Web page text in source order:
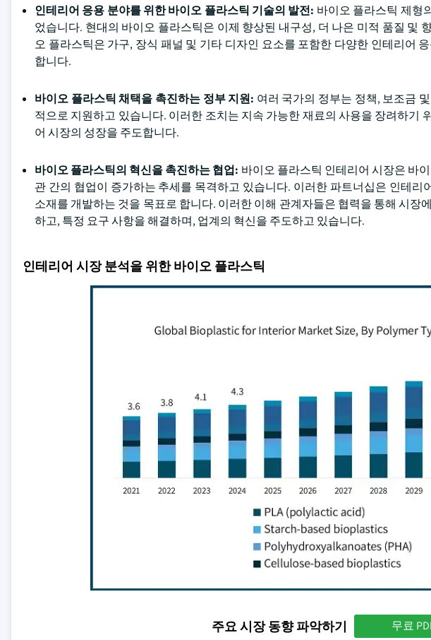
인테리어 응용 분야를 위한 바이오 플라스틱 기술의 발전: 바이오 플라스틱 제형
었습니다. 현대의 바이오 플라스틱은 이제 향상된 내구성, 더 나은 미적 품질 및
오 플라스틱은 가구, 장식 패널 및 기타 디자인 요소를 포함한 다양한 인테리어
합니다.
바이오 플라스틱 채택을 촉진하는 정부 지원: 여러 국가의 정부는 정책, 보조금
적으로 지원하고 있습니다. 이러한 조치는 지속 가능한 재료의 사용을 장려하기
어 시장의 성장을 주도합니다.
바이오 플라스틱의 혁신을 촉진하는 협업: 바이오 플라스틱 인테리어 시장은 바
관 간의 협업이 증가하는 추세를 목격하고 있습니다. 이러한 파트너십은 인테
소재를 개발하는 것을 목표로 합니다. 이러한 이해 관계자들은 협력을 통해 시장
하고, 특정 요구 사항을 해결하며, 업계의 혁신을 주도하고 있습니다.
인테리어 시장 분석을 위한 바이오 플라스틱
주요 시장 동향 파악하기 무료